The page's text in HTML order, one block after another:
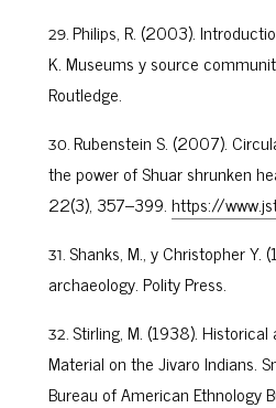
Philips, R. (2003).
K. Museums y source
Routledge.
Rubenstein S. (2007).
the power of Shuar shrunken
22(3), 357–399.https://
Shanks, M., y Christopher Y.
archaeology. Polity Press.
Stirling, M. (1938).
Material on the Jivaro Indians.
Bureau of American Ethnology